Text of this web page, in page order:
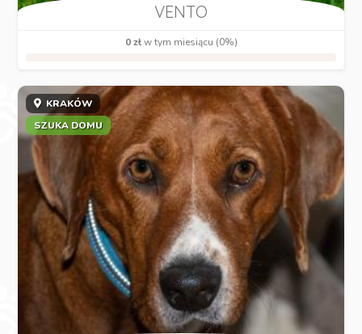
VENTO
0 złw tym miesiącu (0%)
KRAKÓW
SZUKA DOMU